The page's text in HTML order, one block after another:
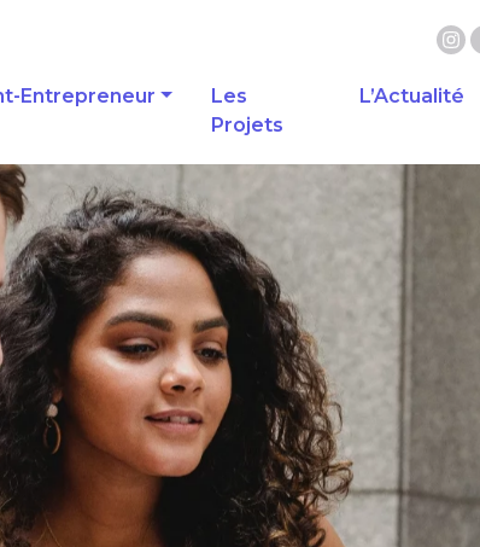
Entrepreneur
Les
Projets
L’Actualité